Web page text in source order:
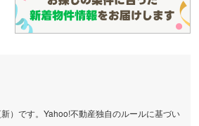
）です。Yahoo!不動産独自のルールに基づい